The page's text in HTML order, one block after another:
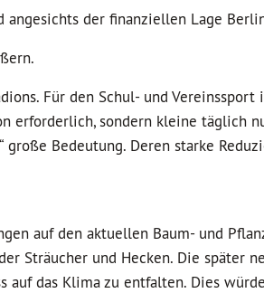
der finanziellen Lage
Für den Schul- und
erforderlich, sondern kleine täglich
Bedeutung. Deren starke
auf den aktuellen Baum- und
Sträucher und Hecken. Die später
das Klima zu entfalten. Dies